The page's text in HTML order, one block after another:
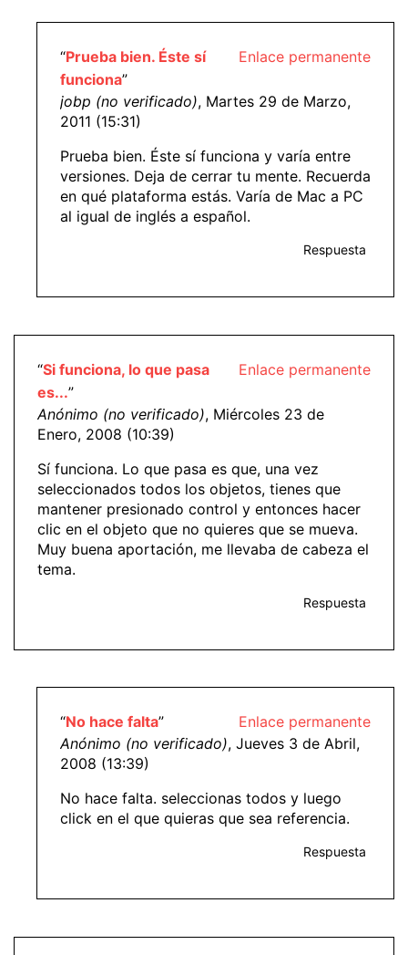
Enlace permanente
“Prueba bien. Éste sí
funciona”
jobp (no verificado), Martes 29 de Marzo,
2011 (15:31)
Prueba bien. Éste sí funciona y varía entre
versiones. Deja de cerrar tu mente. Recuerda
en qué plataforma estás. Varía de Mac a PC
al igual de inglés a español.
Respuesta
Enlace permanente
“Si funciona, lo que pasa
es...”
Anónimo (no verificado), Miércoles 23 de
Enero, 2008 (10:39)
Sí funciona. Lo que pasa es que, una vez
seleccionados todos los objetos, tienes que
mantener presionado control y entonces hacer
clic en el objeto que no quieres que se mueva.
Muy buena aportación, me llevaba de cabeza el
tema.
Respuesta
Enlace permanente
“No hace falta”
Anónimo (no verificado), Jueves 3 de Abril,
2008 (13:39)
No hace falta. seleccionas todos y luego
click en el que quieras que sea referencia.
Respuesta